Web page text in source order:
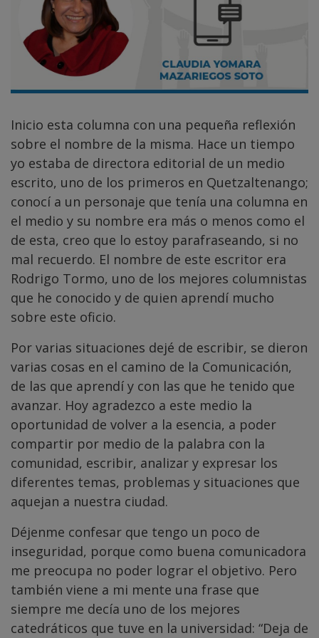
Inicio esta columna con una pequeña reflexión
sobre el nombre de la misma. Hace un tiempo
yo estaba de directora editorial de un medio
escrito, uno de los primeros en Quetzaltenango;
conocí a un personaje que tenía una columna en
el medio y su nombre era más o menos como el
de esta, creo que lo estoy parafraseando, si no
mal recuerdo. El nombre de este escritor era
Rodrigo Tormo, uno de los mejores columnistas
que he conocido y de quien aprendí mucho
sobre este oficio.
Por varias situaciones dejé de escribir, se dieron
varias cosas en el camino de la Comunicación,
de las que aprendí y con las que he tenido que
avanzar. Hoy agradezco a este medio la
oportunidad de volver a la esencia, a poder
compartir por medio de la palabra con la
comunidad, escribir, analizar y expresar los
diferentes temas, problemas y situaciones que
aquejan a nuestra ciudad.
Déjenme confesar que tengo un poco de
inseguridad, porque como buena comunicadora
me preocupa no poder lograr el objetivo. Pero
también viene a mi mente una frase que
siempre me decía uno de los mejores
catedráticos que tuve en la universidad: “Deja de